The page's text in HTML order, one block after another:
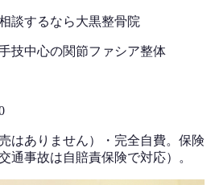
談するなら大黒整骨院
技中心の関節ファシア整体
はありません） ・ 完全自費。保険
通事故は自賠責保険で対応）。